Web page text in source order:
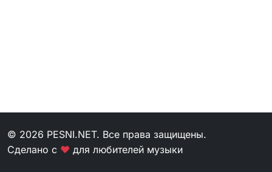
© 2026 PESNI.NET. Все права защищены.
Сделано с ❤ для любителей музыки